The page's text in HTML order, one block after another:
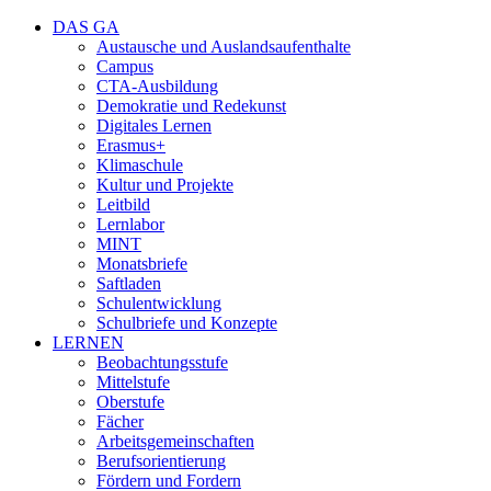
DAS GA
Austausche und Auslandsaufenthalte
Campus
CTA-Ausbildung
Demokratie und Redekunst
Digitales Lernen
Erasmus+
Klimaschule
Kultur und Projekte
Leitbild
Lernlabor
MINT
Monatsbriefe
Saftladen
Schulentwicklung
Schulbriefe und Konzepte
LERNEN
Beobachtungsstufe
Mittelstufe
Oberstufe
Fächer
Arbeitsgemeinschaften
Berufsorientierung
Fördern und Fordern